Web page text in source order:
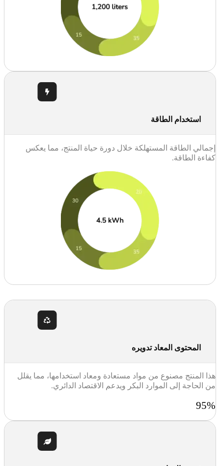
استخدام الطاقة
إجمالي الطاقة المستهلكة خلال دورة حياة المنتج، مما يعكس
كفاءة الطاقة.
المحتوى المعاد تدويره
هذا المنتج مصنوع من مواد مستعادة ومعاد استخدامها، مما يقلل
من الحاجة إلى الموارد البكر ويدعم الاقتصاد الدائري.
95%